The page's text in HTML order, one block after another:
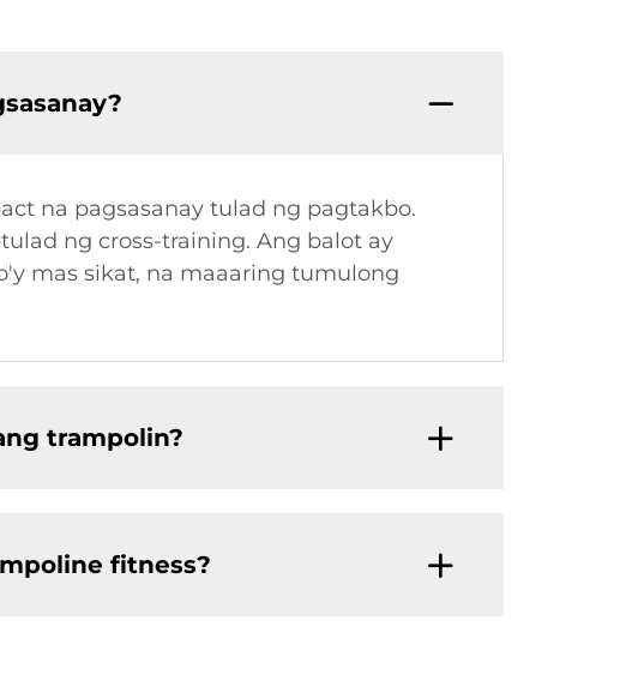
na pagsasanay tulad ng pagtakbo.
ng cross-training. Ang balot ay
mas sikat, na maaaring tumulong
trampolin?
fitness?